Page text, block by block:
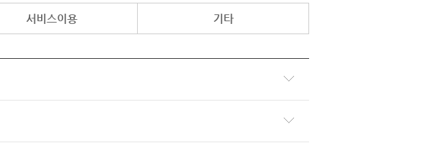
서비스이용 기타